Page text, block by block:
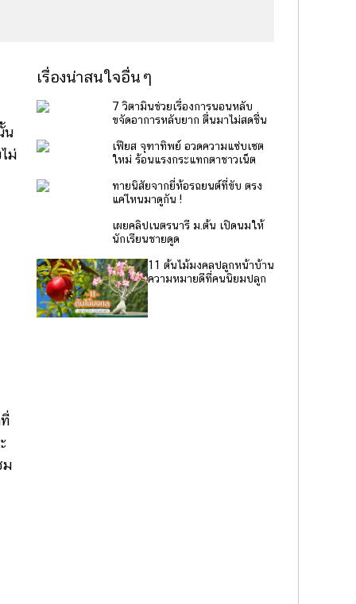
น
ม่
ม
เรื่องน่าสนใจอื่นๆ
7 วิตามินช่วยเรื่องการนอนหลับ
ขจัดอาการหลับยาก ตื่นมาไม่สดชื่น
เฟียส จุฑาทิพย์ อวดความแซ่บเซต
ใหม่ ร้อนแรงกระแทกตาชาวเน็ต
ทายนิสัยจากยี่ห้อรถยนต์ที่ขับ ตรง
แค่ไหนมาดูกัน !
เผยคลิปเนตรนารี ม.ต้น เปิดนมให้
นักเรียนชายดูด
11 ต้นไม้มงคลปลูกหน้าบ้าน
ความหมายดีที่คนนิยมปลูก